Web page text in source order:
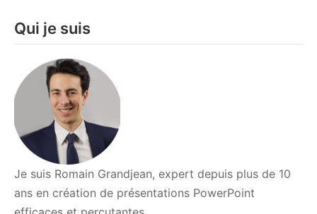
sa
présentation
Qui je suis
Je suis Romain Grandjean, expert depuis plus de 10
ans en création de présentations PowerPoint